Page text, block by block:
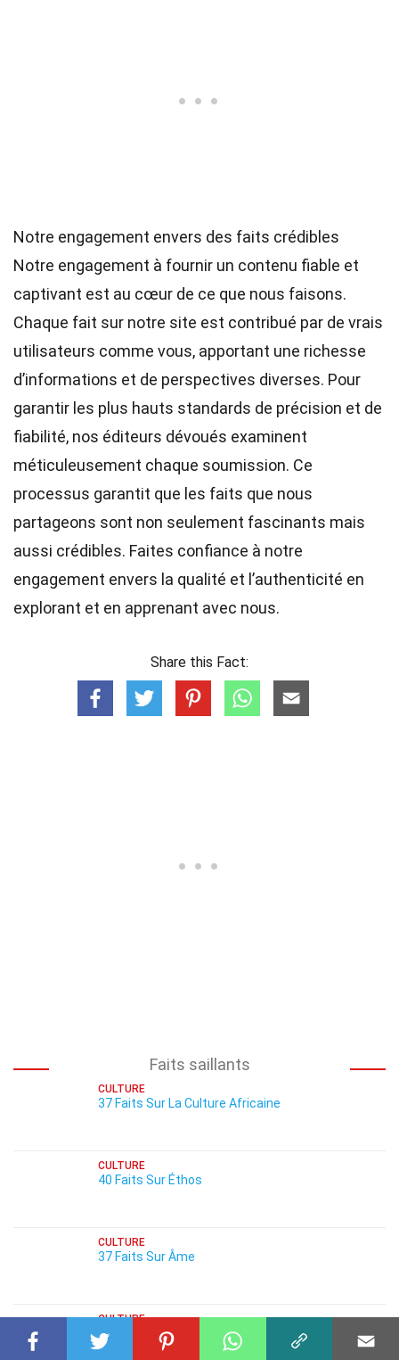
Notre engagement envers des faits crédibles
Notre engagement à fournir un contenu fiable et
captivant est au cœur de ce que nous faisons.
Chaque fait sur notre site est contribué par de vrais
utilisateurs comme vous, apportant une richesse
d’informations et de perspectives diverses. Pour
garantir les plus hauts standards de précision et de
fiabilité, nos éditeurs dévoués examinent
méticuleusement chaque soumission. Ce
processus garantit que les faits que nous
partageons sont non seulement fascinants mais
aussi crédibles. Faites confiance à notre
engagement envers la qualité et l’authenticité en
explorant et en apprenant avec nous.
Share this Fact:
Faits saillants
CULTURE
37 Faits Sur La Culture Africaine
CULTURE
40 Faits Sur Éthos
CULTURE
37 Faits Sur Âme
CULTURE
25 Faits Sur Épiphanie